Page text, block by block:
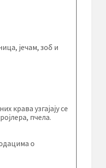
јечам, зоб и
крава узгајају се
пчела.
о